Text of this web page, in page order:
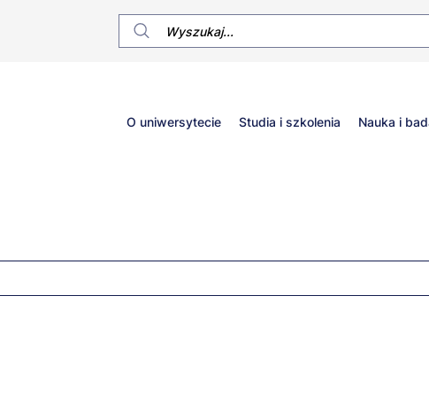
Główne
O uniwersytecie Studia i szkolenia Nauka i